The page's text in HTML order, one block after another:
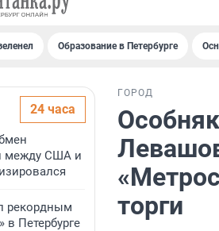
Образование в Петербурге
24 часа
между США и
рекордным
в Петербурге
ГОРОД
торги